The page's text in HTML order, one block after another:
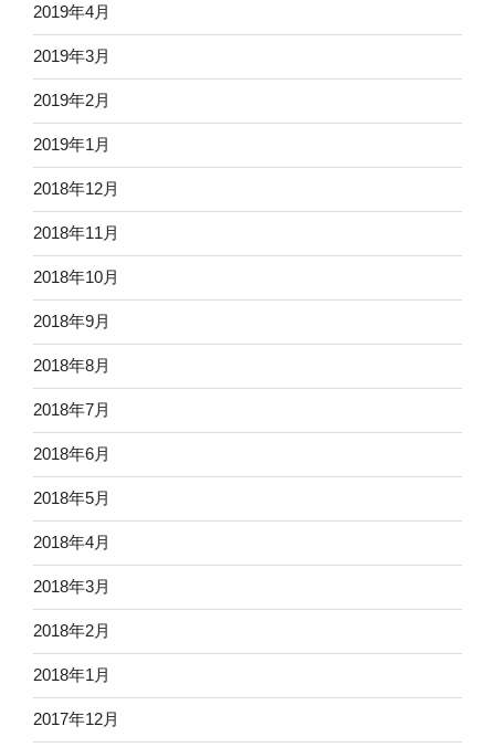
2019年4月
2019年3月
2019年2月
2019年1月
2018年12月
2018年11月
2018年10月
2018年9月
2018年8月
2018年7月
2018年6月
2018年5月
2018年4月
2018年3月
2018年2月
2018年1月
2017年12月